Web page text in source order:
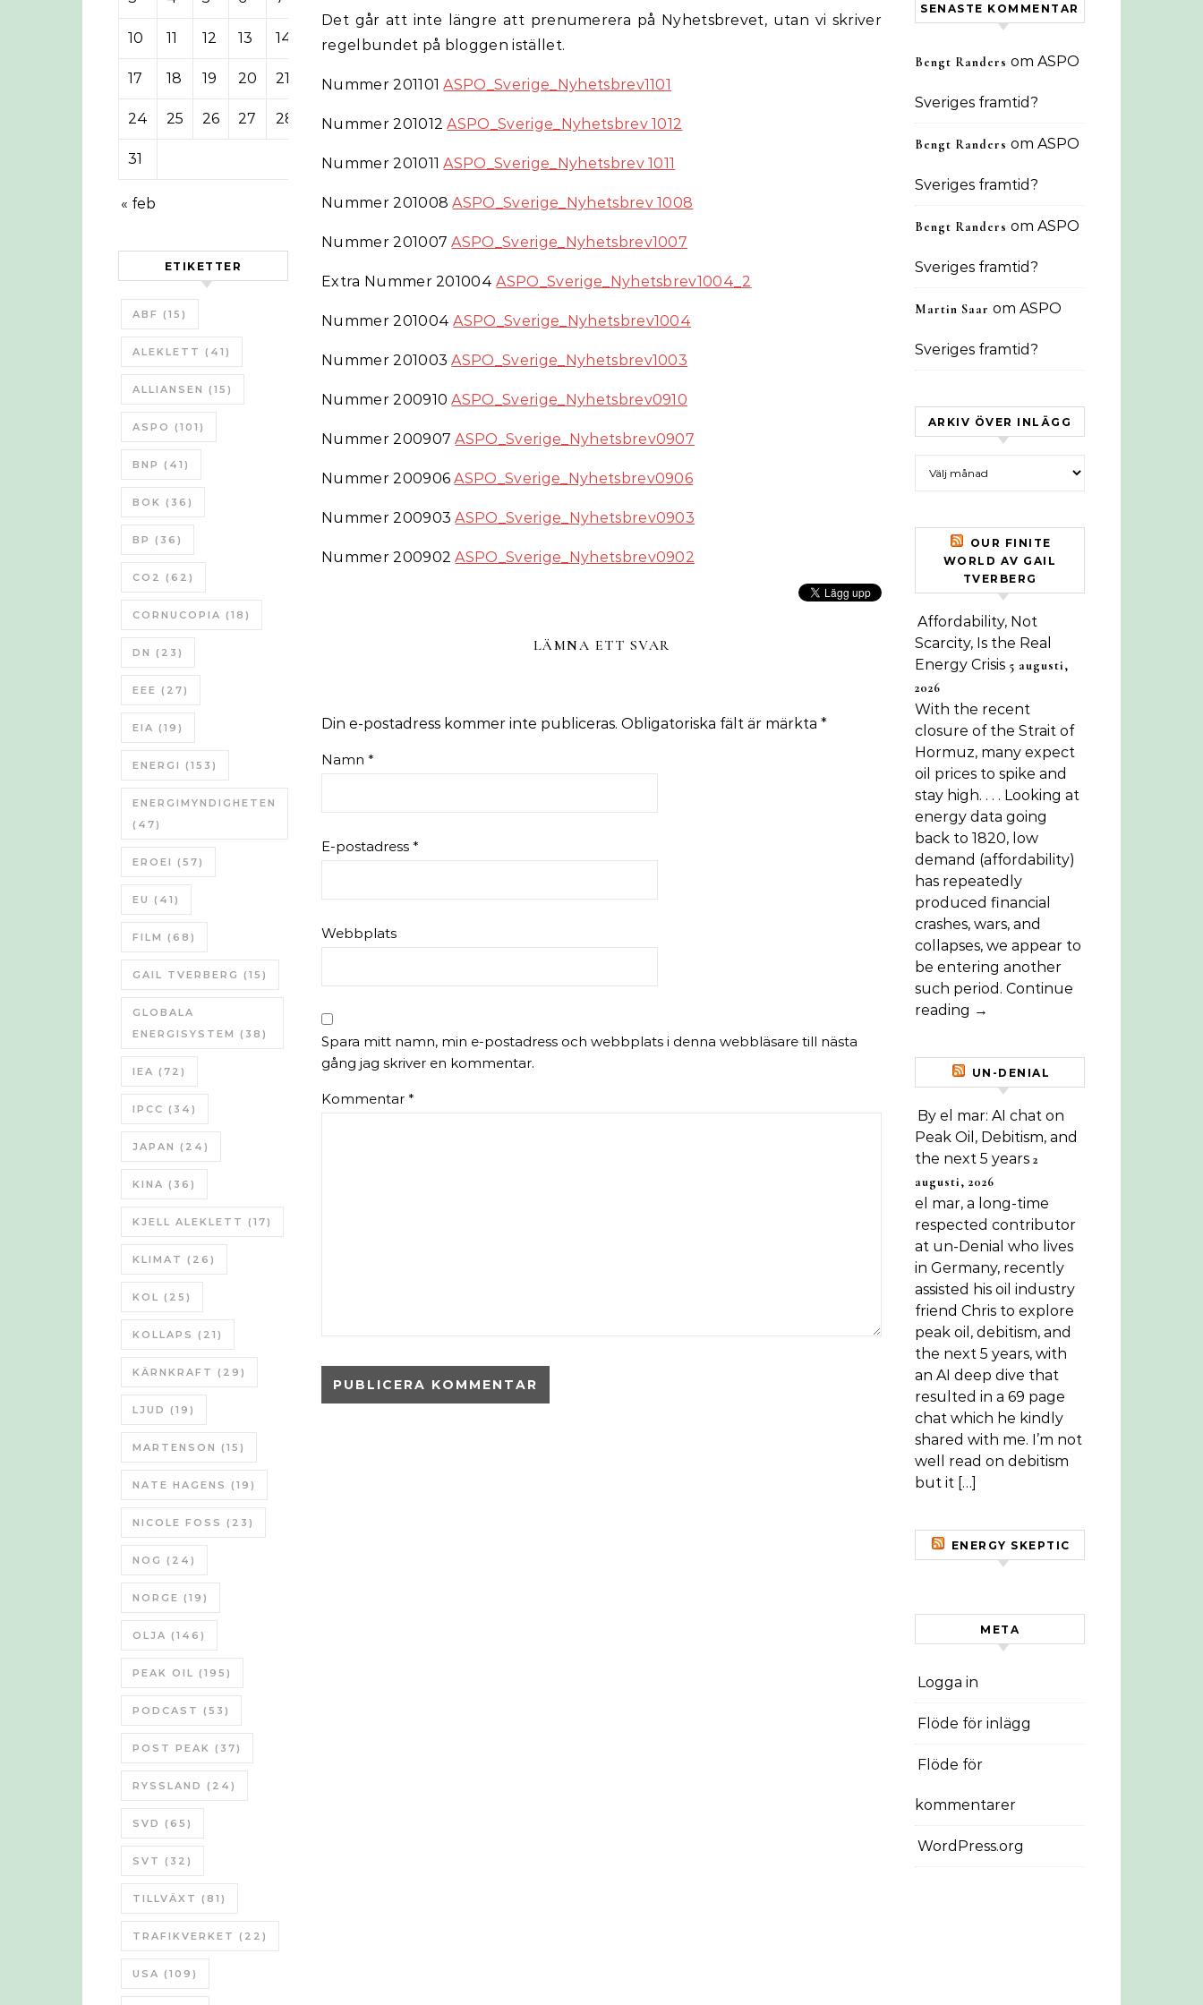
10 11 12 13 14 15 16
17 18 19 20 21 22 23
24 25 26 27 28 29 30
31
« feb
ETIKETTER
ABF (15)
ALEKLETT (41)
ALLIANSEN (15)
ASPO (101)
BNP (41)
BOK (36)
BP (36)
CO2 (62)
CORNUCOPIA (18)
DN (23)
EEE (27)
EIA (19)
ENERGI (153)
ENERGIMYNDIGHETEN
(47)
EROEI (57)
EU (41)
FILM (68)
GAIL TVERBERG (15)
GLOBALA
ENERGISYSTEM (38)
IEA (72)
IPCC (34)
JAPAN (24)
KINA (36)
KJELL ALEKLETT (17)
KLIMAT (26)
KOL (25)
KOLLAPS (21)
KÄRNKRAFT (29)
LJUD (19)
MARTENSON (15)
NATE HAGENS (19)
NICOLE FOSS (23)
NOG (24)
NORGE (19)
OLJA (146)
PEAK OIL (195)
PODCAST (53)
POST PEAK (37)
RYSSLAND (24)
SVD (65)
SVT (32)
TILLVÄXT (81)
TRAFIKVERKET (22)
USA (109)
Det går att inte längre att prenumerera på Nyhetsbrevet, utan vi skriver
regelbundet på bloggen istället.
Nummer 201101ASPO_Sverige_Nyhetsbrev1101
Nummer 201012ASPO_Sverige_Nyhetsbrev 1012
Nummer 201011ASPO_Sverige_Nyhetsbrev 1011
Nummer 201008ASPO_Sverige_Nyhetsbrev 1008
Nummer 201007ASPO_Sverige_Nyhetsbrev1007
Extra Nummer 201004ASPO_Sverige_Nyhetsbrev1004_2
Nummer 201004ASPO_Sverige_Nyhetsbrev1004
Nummer 201003ASPO_Sverige_Nyhetsbrev1003
Nummer 200910ASPO_Sverige_Nyhetsbrev0910
Nummer 200907ASPO_Sverige_Nyhetsbrev0907
Nummer 200906ASPO_Sverige_Nyhetsbrev0906
Nummer 200903ASPO_Sverige_Nyhetsbrev0903
Nummer 200902ASPO_Sverige_Nyhetsbrev0902
LÄMNA ETT SVAR
Din e-postadress kommer inte publiceras. Obligatoriska fält är märkta *
Namn *
E-postadress *
Webbplats
Spara mitt namn, min e-postadress och webbplats i denna webbläsare till nästa
gång jag skriver en kommentar.
Kommentar *
SENASTE KOMMENTAR
Bengt Randers om ASPO
Sveriges framtid?
Bengt Randers om ASPO
Sveriges framtid?
Bengt Randers om ASPO
Sveriges framtid?
Martin Saar om ASPO
Sveriges framtid?
ARKIV ÖVER INLÄGG
OUR FINITE
WORLD AV GAIL
TVERBERG
Affordability, Not
Scarcity, Is the Real
Energy Crisis 5 augusti,
2026
With the recent
closure of the Strait of
Hormuz, many expect
oil prices to spike and
stay high. . . . Looking at
energy data going
back to 1820, low
demand (affordability)
has repeatedly
produced financial
crashes, wars, and
collapses, we appear to
be entering another
such period. Continue
reading →
UN-DENIAL
By el mar: AI chat on
Peak Oil, Debitism, and
the next 5 years 2
augusti, 2026
el mar, a long-time
respected contributor
at un-Denial who lives
in Germany, recently
assisted his oil industry
friend Chris to explore
peak oil, debitism, and
the next 5 years, with
an AI deep dive that
resulted in a 69 page
chat which he kindly
shared with me. I’m not
well read on debitism
but it […]
ENERGY SKEPTIC
META
Logga in
Flöde för inlägg
Flöde för
kommentarer
WordPress.org